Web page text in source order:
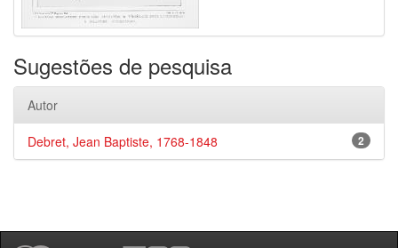
Sugestões de pesquisa
Autor
2
Debret, Jean Baptiste, 1768-1848